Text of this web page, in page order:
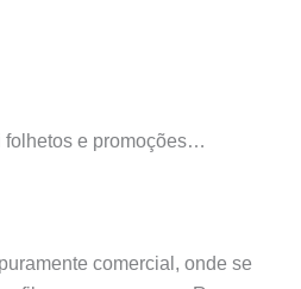
folhetos e promoções…
comercial, onde se